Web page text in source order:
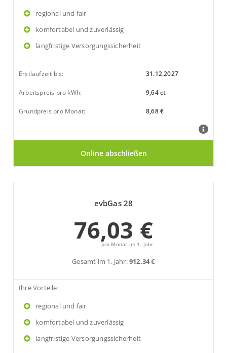
regional und fair
komfortabel und zuverlässig
langfristige Versorgungssicherheit
Erstlaufzeit bis: 31.12.2027
Arbeitspreis pro kWh: 9,64 ct
Grundpreis pro Monat: 8,68 €
evbGas 28
76,03 €
pro Monat im 1. Jahr
Gesamt im 1. Jahr:912,34 €
Ihre Vorteile:
regional und fair
komfortabel und zuverlässig
langfristige Versorgungssicherheit